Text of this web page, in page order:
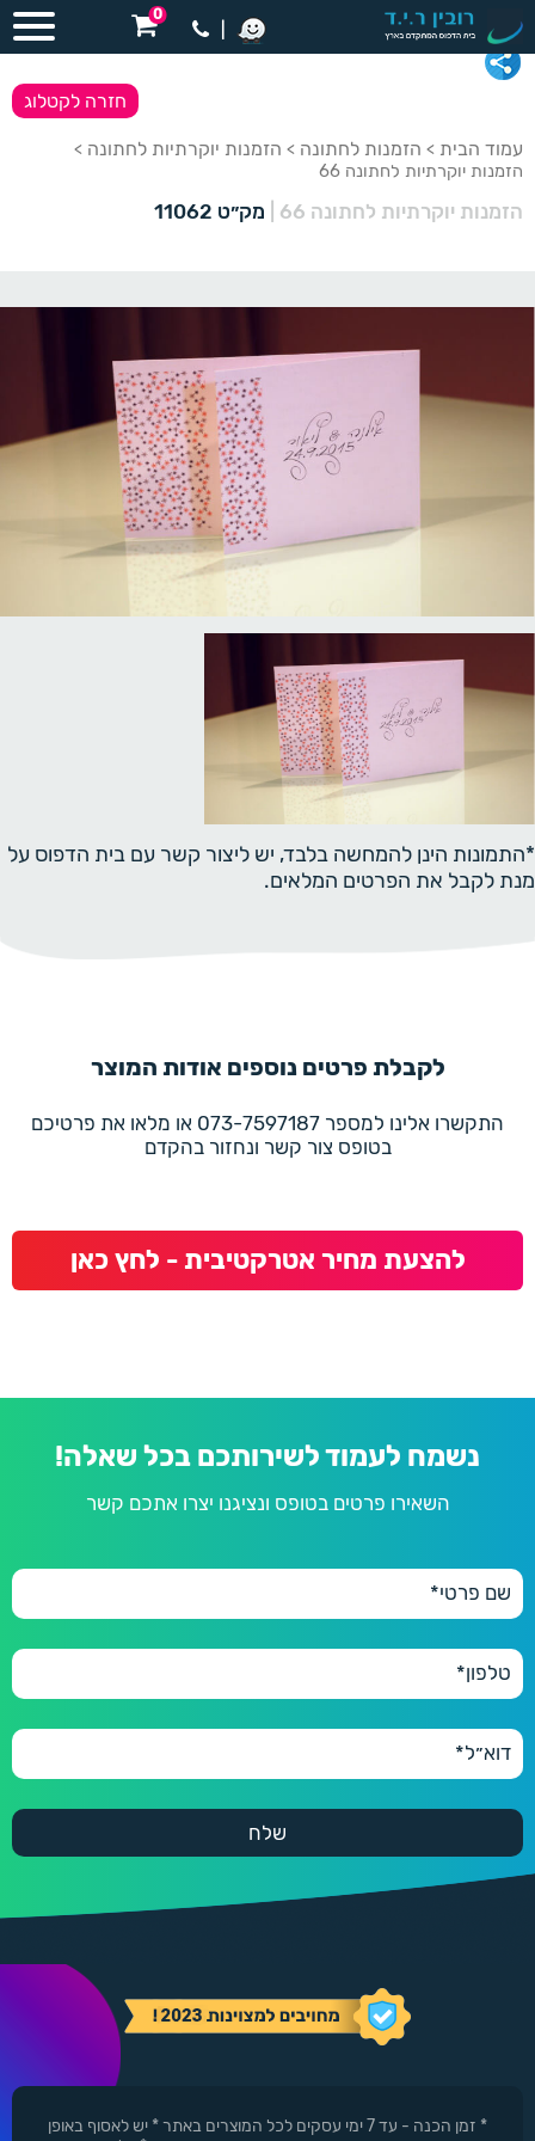
0
עמוד הבית > הזמנות לחתונה > הזמנות יוקרתיות לחתונה >
הזמנות יוקרתיות לחתונה 66
הזמנות יוקרתיות לחתונה 66 מק״ט 11062
חזרה לקטלוג
*התמונות הינן להמחשה בלבד, יש ליצור קשר עם בית הדפוס על
מנת לקבל את הפרטים המלאים.
לקבלת פרטים נוספים אודות המוצר
התקשרו אלינו למספר 073-7597187 או מלאו את פרטיכם
בטופס צור קשר ונחזור בהקדם
להצעת מחיר אטרקטיבית - לחץ כאן
נשמח לעמוד לשירותכם בכל שאלה!
השאירו פרטים בטופס ונציגנו יצרו אתכם קשר
* זמן הכנה - עד 7 ימי עסקים לכל המוצרים באתר * יש לאסוף באופן